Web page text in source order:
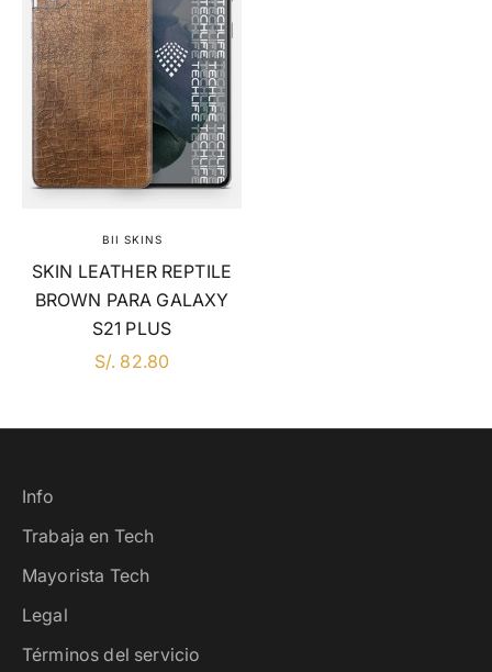
BII SKINS
SKIN LEATHER REPTILE
BROWN PARA GALAXY
S21 PLUS
EN DSCTO
S/. 82.80
Info
Trabaja en Tech
Mayorista Tech
Legal
Términos del servicio